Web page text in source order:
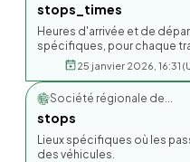
stops_times
Heures d'arrivée et de
spécifiques, pour chaque
25 janvier 2026, 16:31
Société régionale de...
stops
Lieux spécifiques où les
des véhicules.